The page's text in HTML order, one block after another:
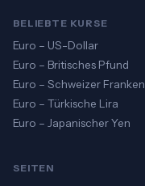
BELIEBTE KURSE
Euro – US-Dollar
Euro – Britisches Pfund
Euro – Schweizer Franken
Euro – Türkische Lira
Euro – Japanischer Yen
SEITEN